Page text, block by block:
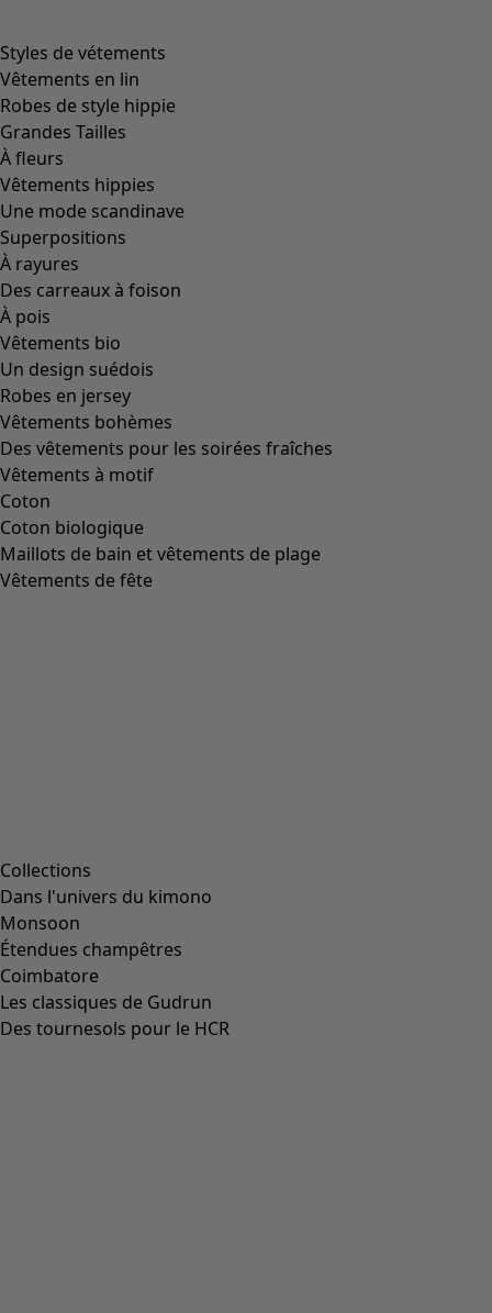
Styles de vétements
Vêtements en lin
Robes de style hippie
Grandes Tailles
À fleurs
Vêtements hippies
Une mode scandinave
Superpositions
À rayures
Des carreaux à foison
À pois
Vêtements bio
Un design suédois
Robes en jersey
Vêtements bohèmes
Des vêtements pour les soirées fraîches
Vêtements à motif
Coton
Coton biologique
Maillots de bain et vêtements de plage
Vêtements de fête
Collections
Dans l'univers du kimono
Monsoon
Étendues champêtres
Coimbatore
Les classiques de Gudrun
Des tournesols pour le HCR